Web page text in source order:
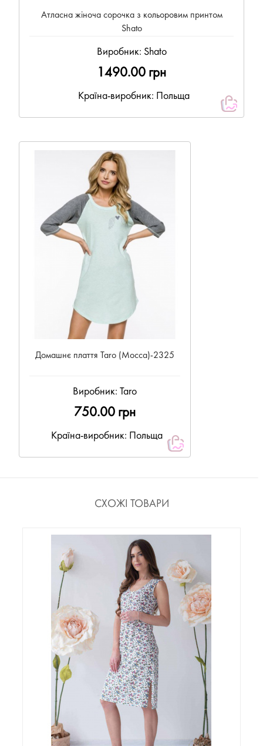
Атласна жіноча сорочка з кольоровим принтом
Shato
Виробник: Shato
1490.00 грн
Країна-виробник: Польща
Домашнє плаття Taro (Mocca)-2325
Виробник:Taro
750.00 грн
Країна-виробник: Польща
СХОЖІ ТОВАРИ